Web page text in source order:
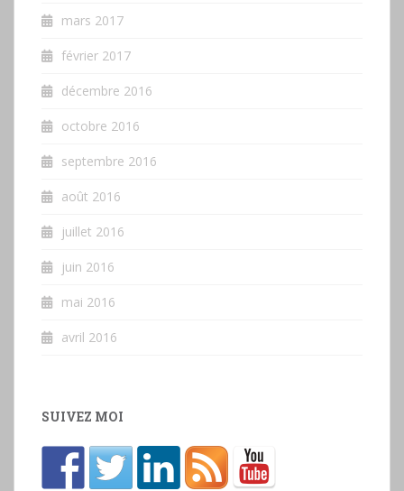
mars 2017
février 2017
décembre 2016
octobre 2016
septembre 2016
août 2016
juillet 2016
juin 2016
mai 2016
avril 2016
SUIVEZ MOI